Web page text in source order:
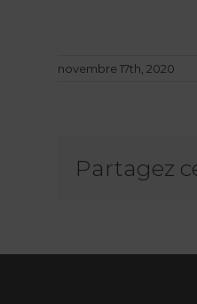
novembre 17th, 2020
Partagez